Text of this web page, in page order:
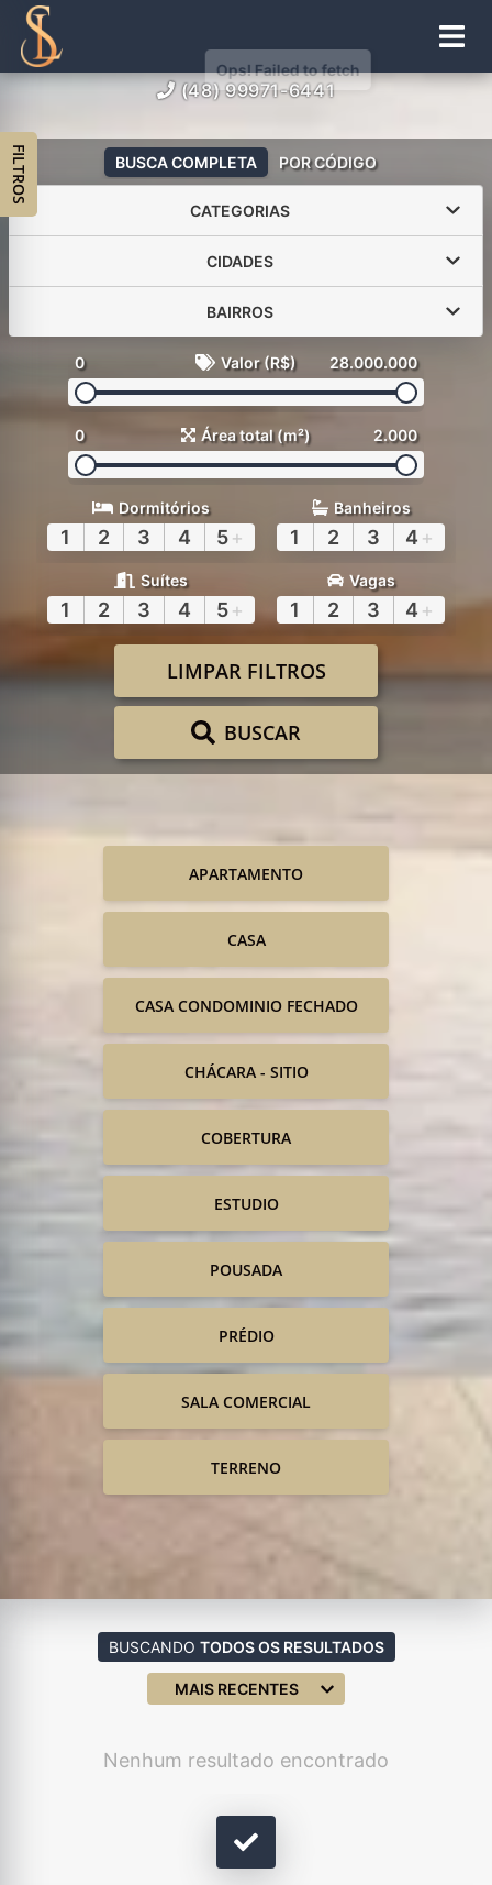
(48) 99971-6441
BUSCA COMPLETA POR CÓDIGO
CATEGORIAS
CIDADES
BAIRROS
0 Valor (R$) 28.000.000
0 Área total (m²) 2.000
Dormitórios
1 2 3 4 5+
Banheiros
1 2 3 4 +
Suítes
1 2 3 4 5+
Vagas
1 2 3 4 +
LIMPAR FILTROS
BUSCAR
APARTAMENTO
CASA
CASA CONDOMINIO FECHADO
CHÁCARA - SITIO
COBERTURA
ESTUDIO
POUSADA
PRÉDIO
SALA COMERCIAL
TERRENO
FILTROS
BUSCANDO TODOS OS RESULTADOS
MAIS RECENTES
Nenhum resultado encontrado